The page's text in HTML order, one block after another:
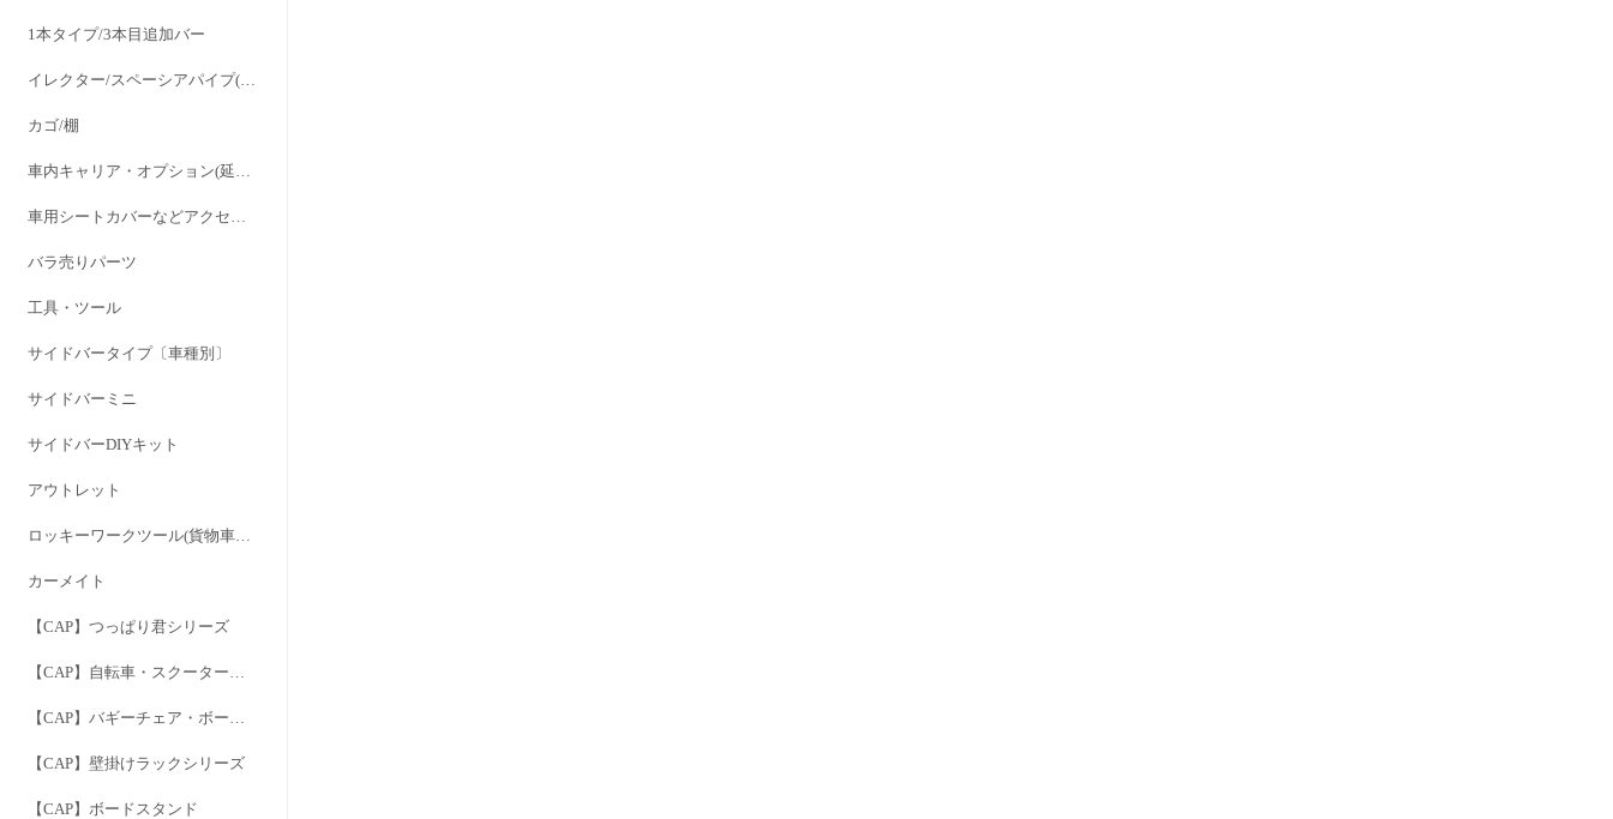
1本タイプ/3本目追加バー
イレクター/スペーシアパイプ(28Φ)対応タイプ
カゴ/棚
車内キャリア・オプション(延長ステー/バンドキット/パッド)
車用シートカバーなどアクセサリー
バラ売りパーツ
工具・ツール
サイドバータイプ〔車種別〕
サイドバーミニ
サイドバーDIYキット
アウトレット
ロッキーワークツール(貨物車専用設計) RWシリーズ
カーメイト
【CAP】つっぱり君シリーズ
【CAP】自転車・スクーター用キャリア
【CAP】バギーチェア・ボードドーリー
【CAP】壁掛けラックシリーズ
【CAP】ボードスタンド